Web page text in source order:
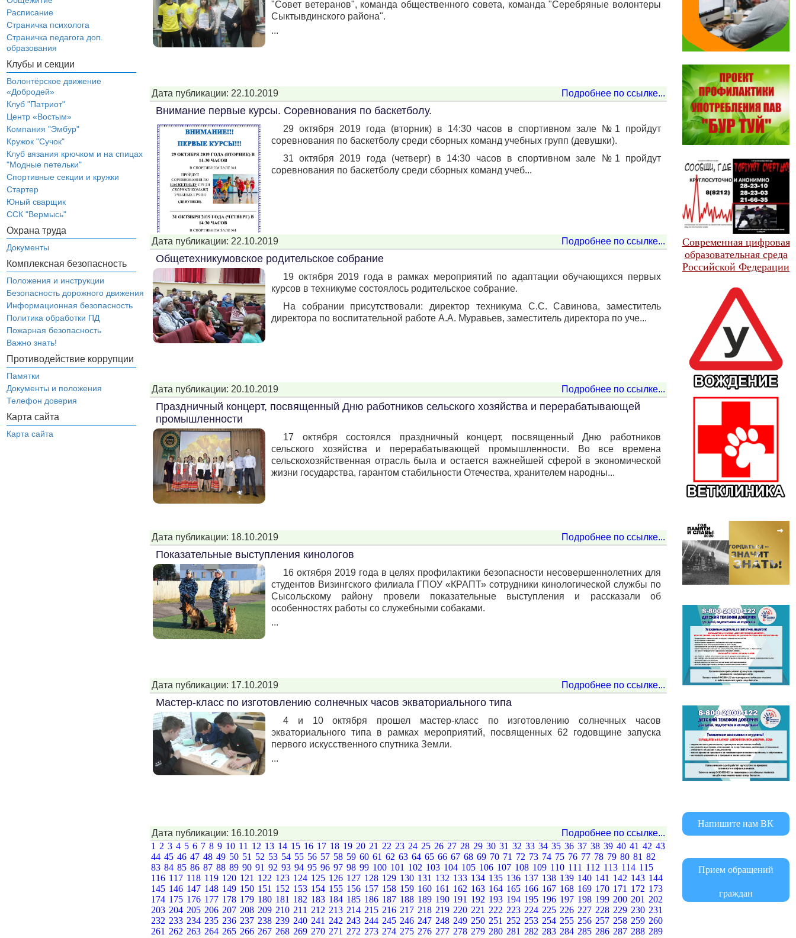
Расписание
Страничка психолога
Страничка педагога доп.
образования
Клубы и секции
Волонтёрское движение
«Добродей»
Клуб "Патриот"
Центр «Востым»
Компания "Эмбур"
Кружок "Сучок"
Клуб вязания крючком и на спицах
"Модные петельки"
Спортивные секции и кружки
Стартер
Юный сварщик
ССК "Вермысь"
Охрана труда
Документы
Комплексная безопасность
Положения и инструкции
Безопасность дорожного движения
Информационная безопасность
Политика обработки ПД
Пожарная безопасность
Важно знать!
Противодействие коррупции
Памятки
Документы и положения
Телефон доверия
Карта сайта
Карта сайта
"Совет ветеранов", команда общественного совета, команда "Серебряные волонтеры
Сыктывдинского района".
...
Дата публикации: 22.10.2019 Подробнее по ссылке...
Внимание первые курсы. Соревнования по баскетболу.
29 октября 2019 года (вторник) в 14:30 часов в спортивном зале №1 пройдут
соревнования по баскетболу среди сборных команд учебных групп (девушки).
31 октября 2019 года (четверг) в 14:30 часов в спортивном зале №1 пройдут
соревнования по баскетболу среди сборных команд учеб...
Дата публикации: 22.10.2019 Подробнее по ссылке...
Общетехникумовское родительское собрание
19 октября 2019 года в рамках мероприятий по адаптации обучающихся первых
курсов в техникуме состоялось родительское собрание.
На собрании присутствовали: директор техникума С.С. Савинова, заместитель
директора по воспитательной работе А.А. Муравьев, заместитель директора по уче...
Дата публикации: 20.10.2019 Подробнее по ссылке...
Праздничный концерт, посвященный Дню работников сельского хозяйства и перерабатывающей
промышленности
17 октября состоялся праздничный концерт, посвященный Дню работников
сельского хозяйства и перерабатывающей промышленности. Во все времена
сельскохозяйственная отрасль была и остается важнейшей сферой в экономической
жизни государства, гарантом стабильности Отечества, хранителем народны...
Дата публикации: 18.10.2019 Подробнее по ссылке...
Показательные выступления кинологов
16 октября 2019 года в целях профилактики безопасности несовершеннолетних для
студентов Визингского филиала ГПОУ «КРАПТ» сотрудники кинологической службы по
Сысольскому району провели показательные выступления и рассказали об
особенностях работы со служебными собаками.
...
Дата публикации: 17.10.2019 Подробнее по ссылке...
Мастер-класс по изготовлению солнечных часов экваториального типа
4 и 10 октября прошел мастер-класс по изготовлению солнечных часов
экваториального типа в рамках мероприятий, посвященных 62 годовщине запуска
первого искусственного спутника Земли.
...
Дата публикации: 16.10.2019
Подробнее по ссылке...
1 2 3 4 5 6 7 8 9 10 11 12 13 14 15 16 17 18 19 20 21 22 23 24 25 26 27 28 29 30 31 32 33 34 35 36 37 38 39 40 41 42 43
44 45 46 47 48 49 50 51 52 53 54 55 56 57 58 59 60 61 62 63 64 65 66 67 68 69 70 71 72 73 74 75 76 77 78 79 80 81 82
83 84 85 86 87 88 89 90 91 92 93 94 95 96 97 98 99 100 101 102 103 104 105 106 107 108 109 110 111 112 113 114 115
116 117 118 119 120 121 122 123 124 125 126 127 128 129 130 131 132 133 134 135 136 137 138 139 140 141 142 143 144
145 146 147 148 149 150 151 152 153 154 155 156 157 158 159 160 161 162 163 164 165 166 167 168 169 170 171 172 173
174 175 176 177 178 179 180 181 182 183 184 185 186 187 188 189 190 191 192 193 194 195 196 197 198 199 200 201 202
203 204 205 206 207 208 209 210 211 212 213 214 215 216 217 218 219 220 221 222 223 224 225 226 227 228 229 230 231
232 233 234 235 236 237 238 239 240 241 242 243 244 245 246 247 248 249 250 251 252 253 254 255 256 257 258 259 260
261 262 263 264 265 266 267 268 269 270 271 272 273 274 275 276 277 278 279 280 281 282 283 284 285 286 287 288 289
Современная цифровая
образовательная среда
Российской Федерации
Напишите нам ВК
Прием обращений
граждан